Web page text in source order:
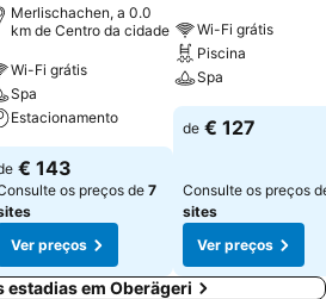
Merlischachen, a 0.0
km de Centro da cidade
Wi-Fi grátis
Spa
Estacionamento
€ 143
os preços de 7
Ver preços
Wi-Fi grátis
Piscina
Spa
de € 127
Consulte os preços
sites
Ver preços
estadias em Oberägeri